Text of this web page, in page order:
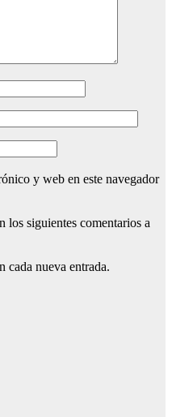
y web en este navegador
los siguientes comentarios a
cada nueva entrada.